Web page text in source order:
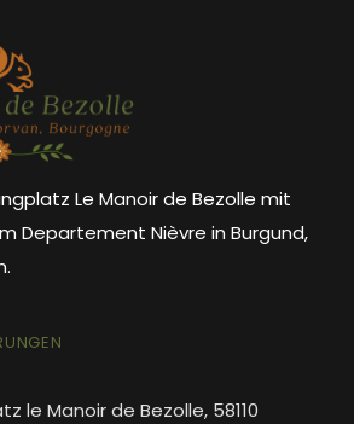
Le Manoir de Bezolle mit
Departement Nièvre in Burgund,
le Manoir de Bezolle, 58110